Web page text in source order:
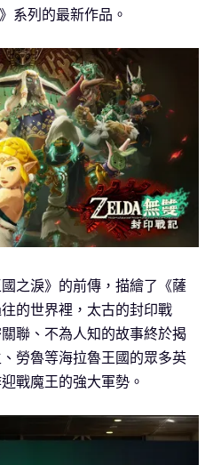
系列的最新作品。
之淚》的前傳，描繪了《薩
的世界裡，太古的封印戰
聯、不為人知的故事終於揭
勞魯等海拉魯王國的眾多英
戰魔王的強大軍勢。